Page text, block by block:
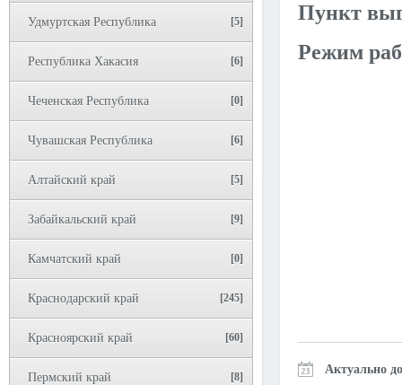
Удмуртская Республика [5]
Республика Хакасия [6]
Чеченская Республика [0]
Чувашская Республика [6]
Алтайский край [5]
Забайкальский край [9]
Камчатский край [0]
Краснодарский край [245]
Красноярский край [60]
Пермский край [8]
Пункт
Режим
Актуально